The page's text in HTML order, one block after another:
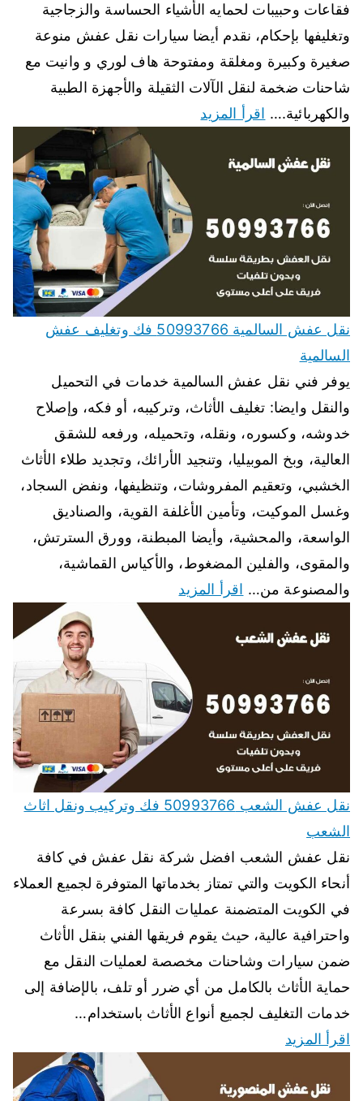
فقاعات وحبيبات لحمايه الأشياء الحساسة والزجاجية
وتغليفها بإحكام، نقدم أيضا سيارات نقل عفش منوعة
صغيرة وكبيرة ومغلقة ومفتوحة هاف لوري و وانيت مع
شاحنات ضخمة لنقل الآلات الثقيلة والأجهزة الطبية
والكهربائية.… اقرأ المزيد
نقل عفش السالمية 50993766 فك وتغليف عفش
السالمية
يوفر فني نقل عفش السالمية خدمات في التحميل
والنقل وايضا: تغليف الأثاث، وتركيبه، أو فكه، وإصلاح
خدوشه، وكسوره، ونقله، وتحميله، ورفعه للشقق
العالية، وبخ الموبيليا، وتنجيد الأرائك، وتجديد طلاء الأثاث
الخشبي، وتعقيم المفروشات، وتنظيفها، ونفض السجاد،
وغسل الموكيت، وتأمين الأغلفة القوية، والصناديق
الواسعة، والمحشية، وأيضا المبطنة، وورق السترتش،
والمقوى، والفلين المضغوط، والأكياس القماشية،
والمصنوعة من… اقرأ المزيد
نقل عفش الشعب 50993766 فك وتركيب ونقل اثاث
الشعب
نقل عفش الشعب افضل شركة نقل عفش في كافة
أنحاء الكويت والتي تمتاز بخدماتها المتوفرة لجميع العملاء
في الكويت المتضمنة عمليات النقل كافة بسرعة
واحترافية عالية، حيث يقوم فريقها الفني بنقل الأثاث
ضمن سيارات وشاحنات مخصصة لعمليات النقل مع
حماية الأثاث بالكامل من أي ضرر أو تلف، بالإضافة إلى
خدمات التغليف لجميع أنواع الأثاث باستخدام…
اقرأ المزيد